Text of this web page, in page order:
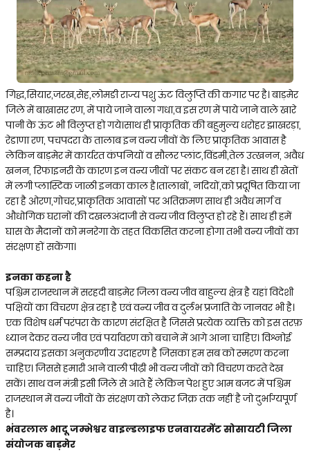
गिद्ध,सियार,जरख,सेह,लोमङी राज्य पशु ऊंट विलुप्ति की कगार पर है। बाड़मेर
जिले में बाखासर रण, में पाये जाने वाला गधा,व इस रण में पाये जाने वाले खारे
पानी के ऊंट भी विलुप्त हो गये।साथ ही प्राकृतिक की बहुमुल्य धरोहर झाखरड़ा,
रेडाणा रण, पचपदरा के तालाब इन वन्य जीवों के लिए प्राकृतिक आवास है
लेकिन बाड़मेर में कार्यरत कंपनियों व सौलर प्लांट,विंडमी,तेल उत्खनन, अवैध
खनन, रिफाइनरी के कारण इन वन्य जीवों पर संकट बन रहा है। साथ ही खेतों
में लगी प्लास्टिक जाळी इनका काल है।तालाबों, नदियों,को प्रदूषित किया जा
रहा है ओरण,गोचर,प्राकृतिक आवासों पर अतिक्रमण साथ ही अवैध मार्ग व
औधोगिक घरानों की दखलअंदाजी से वन्य जीव विलुप्त हो रहे हैं। साथ ही हमें
घास के मैदानों को मनरेगा के तहत विकसित करना होगा तभी वन्य जीवों का
संरक्षण हों सकेंगा।
इनका कहना है
पश्चिम राजस्थान में सरहदी बाड़मेर जिला वन्य जीव बाहुल्य क्षेत्र है यहां विदेशी
पक्षियों का विचरण क्षेत्र रहा है एवं वन्य जीव व दुर्लभ प्रजाति के जानवर भी है।
एक विशेष धर्म परंपरा के कारण संरक्षित है जिससे प्रत्येक व्यक्ति को इस तरफ़
ध्यान देकर वन्य जीव एवं पर्यावरण को बचाने में आगे आना चाहिए। विश्नोई
सम्प्रदाय इसका अनुकरणीय उदाहरण है जिसका हम सब को स्मरण करना
चाहिए। जिससे हमारी आने वाली पीढ़ी भी वन्य जीवों को विचरण करते देख
सकें। साथ वन मंत्री इसी जिले से आते हैं लेकिन पेश हुए आम बजट में पश्चिम
राजस्थान में वन्य जीवों के संरक्षण को लेकर जिक्र तक नहीं है जो दुर्भाग्यपूर्ण
है।
भंवरलाल भादू जम्भेश्वर वाइल्डलाइफ एनवायरमेंट सोसायटी जिला
संयोजक बाड़मेर